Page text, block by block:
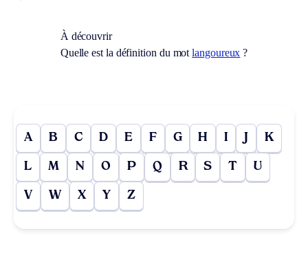
À découvrir
Quelle est la définition du motlangoureux ?
A B C D E F G H I J K
L M N O P Q R S T U
V W X Y Z